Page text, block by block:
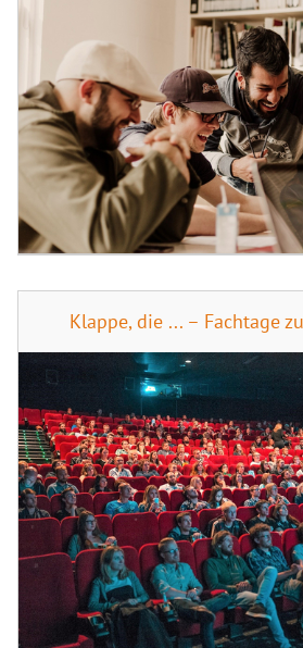
Klappe, die ... – Fachtage